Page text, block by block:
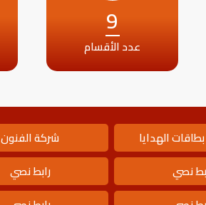
9
عدد الأقسام
الهدايا شركة الفنون
نصي رابط نصي